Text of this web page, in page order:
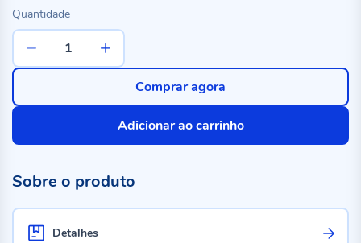
Quantidade
Adicionar ao carrinho
Comprar agora
Sobre o produto
Detalhes